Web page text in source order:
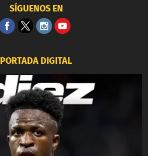
SÍGUENOS EN
PORTADA DIGITAL